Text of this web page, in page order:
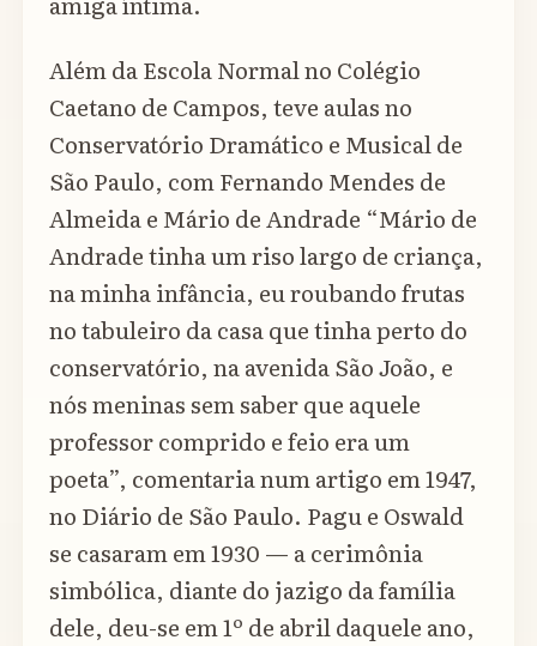
Além da Escola Normal no Colégio
Caetano de Campos, teve aulas no
Conservatório Dramático e Musical de
São Paulo, com Fernando Mendes de
Almeida e Mário de Andrade “Mário de
Andrade tinha um riso largo de criança,
na minha infância, eu roubando frutas
no tabuleiro da casa que tinha perto do
conservatório, na avenida São João, e
nós meninas sem saber que aquele
professor comprido e feio era um
poeta”, comentaria num artigo em 1947,
no Diário de São Paulo. Pagu e Oswald
se casaram em 1930 — a cerimônia
simbólica, diante do jazigo da família
dele, deu-se em 1º de abril daquele ano,